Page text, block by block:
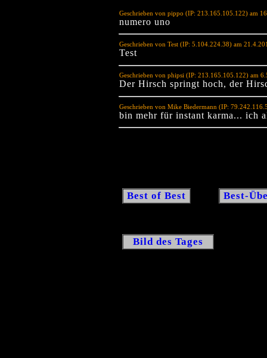
Geschrieben von pippo (IP: 213.165.105.122) am
numero uno
Geschrieben von Test (IP: 5.104.224.38) am
Test
Geschrieben von phipsi (IP: 213.165.105.122) am
Der Hirsch springt hoch, der
Geschrieben von Mike Biedermann (IP:
bin mehr für instant karma... ich
Best of Best Best-
Bild des Tages